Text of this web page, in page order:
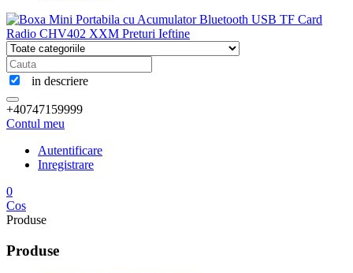
in descriere
+40747159999
Contul meu
Autentificare
Inregistrare
0
Cos
Produse
Produse